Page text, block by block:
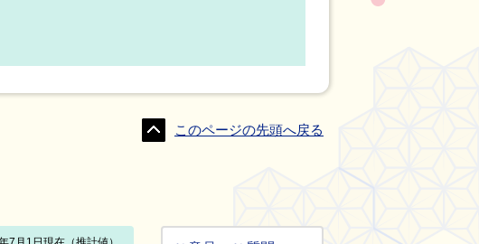
このページの先頭へ戻る